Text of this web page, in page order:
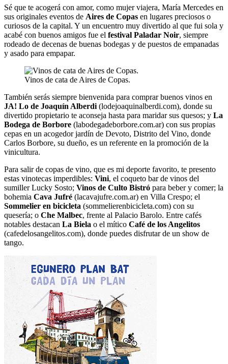
Sé que te acogerá con amor, como mujer viajera, María Mercedes en
sus originales eventos de Aires de Copas en lugares preciosos o
curiosos de la capital. Y un encuentro muy divertido al que fui sola y
acabé con buenos amigos fue el festival Paladar Noir, siempre
rodeado de decenas de buenas bodegas y de puestos de empanadas
y asado para empapar.
Vinos de cata de Aires de Copas.
También serás siempre bienvenida para comprar buenos vinos en
JA! Lo de Joaquín Alberdi (lodejoaquinalberdi.com), donde su
divertido propietario te aconseja hasta para maridar sus quesos; y La
Bodega de Borbore (labodegadeborbore.com.ar) con sus propias
cepas en un acogedor jardín de Devoto, Distrito del Vino, donde
Carlos Borbore, su dueño, es un referente en la promoción de la
vinicultura.
Para salir de copas de vino, que es mi deporte favorito, te presento
estas vinotecas imperdibles: Vini, el coqueto bar de vinos del
sumiller Lucky Sosto; Vinos de Culto Bistró para beber y comer; la
bohemia Cava Jufré (lacavajufre.com.ar) en Villa Crespo; el
Sommelier en bicicleta (sommelierenbicicleta.com) con su
quesería; o Che Malbec, frente al Palacio Barolo. Entre cafés
notables destacan La Biela o el mítico Café de los Angelitos
(cafedelosangelitos.com), donde puedes disfrutar de un show de
tango.